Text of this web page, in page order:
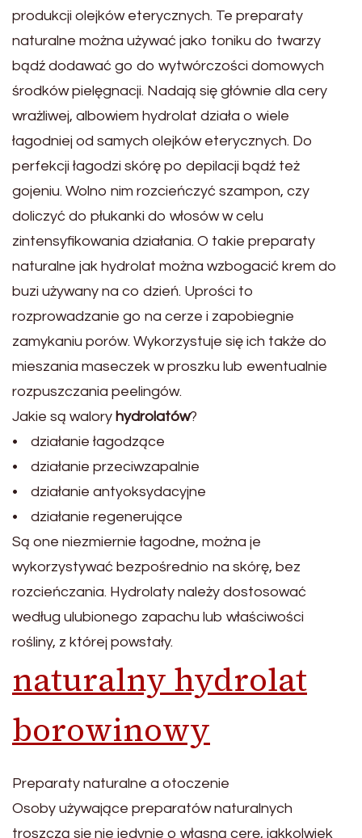
produkcji olejków eterycznych. Te preparaty
naturalne można używać jako toniku do twarzy
bądź dodawać go do wytwórczości domowych
środków pielęgnacji. Nadają się głównie dla cery
wrażliwej, albowiem hydrolat działa o wiele
łagodniej od samych olejków eterycznych. Do
perfekcji łagodzi skórę po depilacji bądź też
gojeniu. Wolno nim rozcieńczyć szampon, czy
doliczyć do płukanki do włosów w celu
zintensyfikowania działania. O takie preparaty
naturalne jak hydrolat można wzbogacić krem do
buzi używany na co dzień. Uprości to
rozprowadzanie go na cerze i zapobiegnie
zamykaniu porów. Wykorzystuje się ich także do
mieszania maseczek w proszku lub ewentualnie
rozpuszczania peelingów.
Jakie są walory hydrolatów?
• działanie łagodzące
• działanie przeciwzapalnie
• działanie antyoksydacyjne
• działanie regenerujące
Są one niezmiernie łagodne, można je
wykorzystywać bezpośrednio na skórę, bez
rozcieńczania. Hydrolaty należy dostosować
według ulubionego zapachu lub właściwości
rośliny, z której powstały.
naturalny hydrolat
borowinowy
Preparaty naturalne a otoczenie
Osoby używające preparatów naturalnych
troszczą się nie jedynie o własną cerę, jakkolwiek